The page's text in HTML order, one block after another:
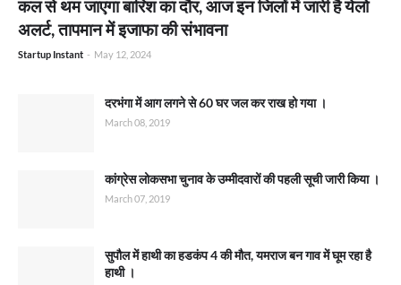
कल से थम जाएगा बारिश का दौर, आज इन जिलों में जारी है येलो
अलर्ट, तापमान में इजाफा की संभावना
Startup Instant - May 12, 2024
दरभंगा में आग लगने से 60 घर जल कर राख हो गया ।
March 08, 2019
कांग्रेस लोकसभा चुनाव के उम्मीदवारों की पहली सूची जारी किया ।
March 07, 2019
सुपौल में हाथी का हडकंप 4 की मौत, यमराज बन गाव में घूम रहा है
हाथी ।